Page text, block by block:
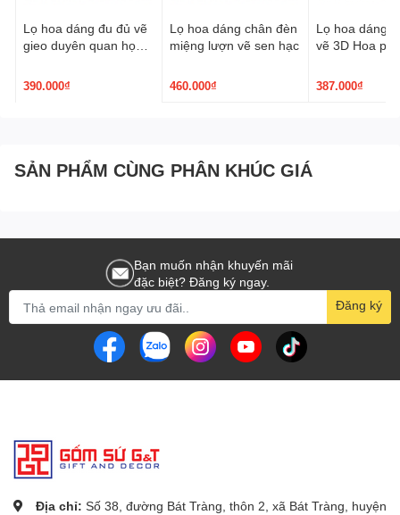
Lọ hoa dáng đu đủ vẽ
gieo duyên quan họ
390.000₫
Lọ hoa dáng chân đèn
miệng lượn vẽ sen hạc
460.000₫
Lọ hoa dáng
vẽ 3D Hoa
387.000₫
SẢN PHẨM CÙNG PHÂN KHÚC GIÁ
Bạn muốn nhận khuyến mãi
đặc biệt? Đăng ký ngay.
Đăng ký
Địa chỉ: Số 38, đường Bát Tràng, thôn 2, xã Bát Tràng, huyện